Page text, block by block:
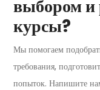
выбором и
курсы?
Мы помогаем
требования,
попыток. Напишите